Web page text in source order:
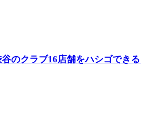
のクラブ16店舗をハシゴできる